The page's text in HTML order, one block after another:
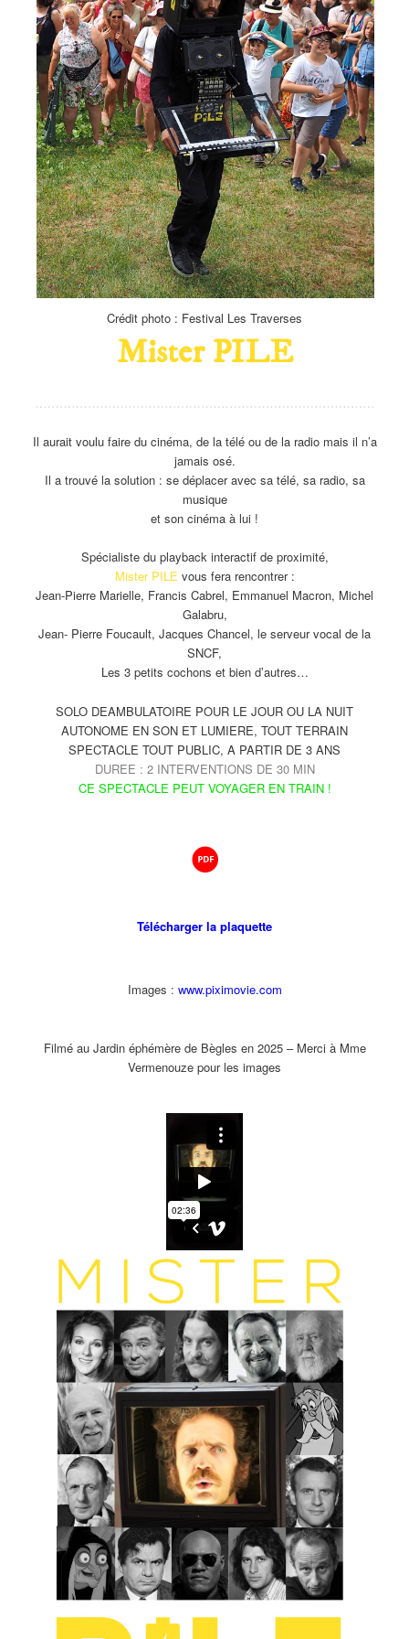
Crédit photo : Festival Les Traverses
Mister PILE
Il aurait voulu faire du cinéma, de la télé ou de la radio mais il n’a
jamais osé.
Il a trouvé la solution : se déplacer avec sa télé, sa radio, sa
musique
et son cinéma à lui !
Spécialiste du playback interactif de proximité,
Mister PILE vous fera rencontrer :
Jean-Pierre Marielle, Francis Cabrel, Emmanuel Macron, Michel
Galabru,
Jean- Pierre Foucault, Jacques Chancel, le serveur vocal de la
SNCF,
Les 3 petits cochons et bien d’autres…
SOLO DEAMBULATOIRE POUR LE JOUR OU LA NUIT
AUTONOME EN SON ET LUMIERE, TOUT TERRAIN
SPECTACLE TOUT PUBLIC, A PARTIR DE 3 ANS
DUREE : 2 INTERVENTIONS DE 30 MIN
CE SPECTACLE PEUT VOYAGER EN TRAIN !
Télécharger la plaquette
Images : www.piximovie.com
Filmé au Jardin éphémère de Bègles en 2025 – Merci à Mme
Vermenouze pour les images